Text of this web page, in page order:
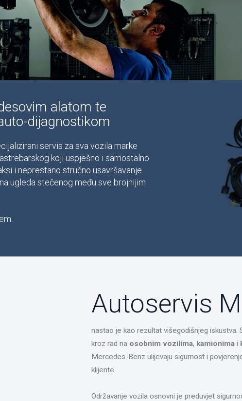
alatom te
dijagnostikom
servis za sva vozila marke
koji uspješno i samostalno
i neprestano stručno usavršavanje
ugleda stečenog među sve brojnijim
Autoservis
nastao je kao rezultat višegodišnjeg iskustva.
kroz rad na osobnim vozilima, kamionimai
Mercedes-Benz ulijevaju sigurnost i
klijente.
Održavanje vozila osnovni je preduvjet